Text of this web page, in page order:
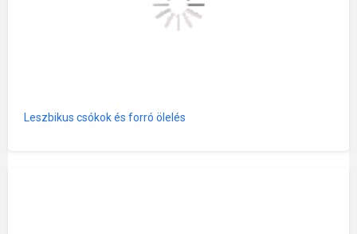
Leszbikus csókok és forró ölelés